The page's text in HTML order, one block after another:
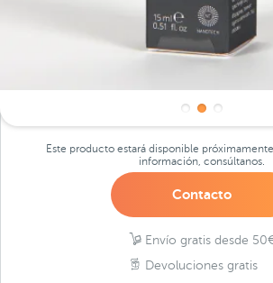
Este producto estará disponible
información, consúltanos.
Contacto
Envío gratis desde
Devoluciones gratis